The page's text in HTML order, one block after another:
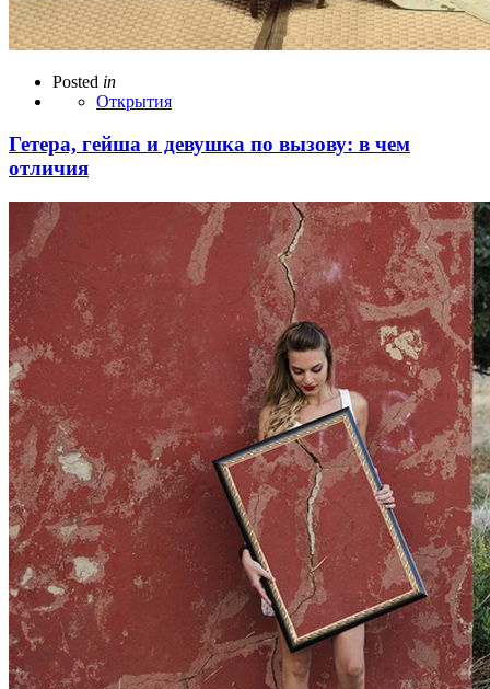
Posted in
Открытия
Гетера, гейша и девушка по вызову: в чем
отличия